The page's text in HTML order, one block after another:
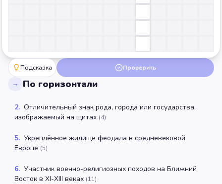
Подсказка Проверить
→ По горизонтали
2. Отличительный знак рода, города или государства,
изображаемый на щитах (4)
5. Укреплённое жилище феодала в средневековой
Европе (5)
6. Участник военно-религиозных походов на Ближний
Восток в XI-XIII веках (11)